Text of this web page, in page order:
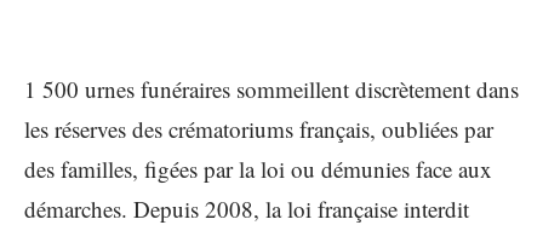
1 500 urnes funéraires sommeillent discrètement dans
les réserves des crématoriums français, oubliées par
des familles, figées par la loi ou démunies face aux
démarches. Depuis 2008, la loi française interdit